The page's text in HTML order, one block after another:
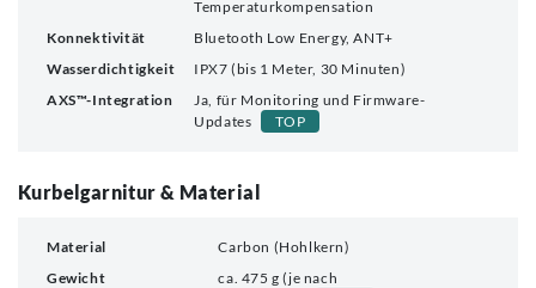
Temperaturkompensation
Konnektivität
Bluetooth Low Energy, ANT+
Wasserdichtigkeit
IPX7 (bis 1 Meter, 30 Minuten)
AXS™-Integration
Ja, für Monitoring und Firmware-
Updates
TOP
Kurbelgarnitur & Material
Material
Carbon (Hohlkern)
Gewicht
ca. 475 g (je nach